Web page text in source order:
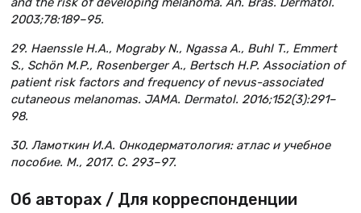
2003;78:189–95.
29. Haenssle H.A., Mograby N., Ngassa A., Buhl T., Emmert
S., Schön M.P., Rosenberger A., Bertsch H.P. Association of
patient risk factors and frequency of nevus-associated
cutaneous melanomas. JAMA. Dermatol. 2016;152(3):291–
98.
30. Ламоткин И.А. Онкодерматология: атлас и учебное
пособие. М., 2017. С. 293–97.
Об авторах / Для корреспонденции